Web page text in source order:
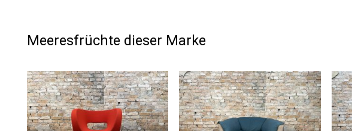
Meeresfrüchte dieser Marke